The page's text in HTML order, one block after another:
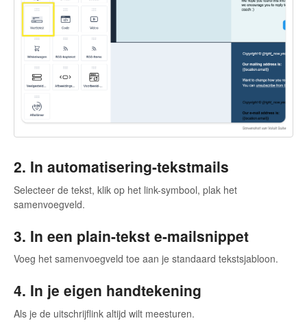
2. In automatisering-tekstmails
Selecteer de tekst, klik op het link-symbool, plak het
samenvoegveld.
3. In een plain-tekst e-mailsnippet
Voeg het samenvoegveld toe aan je standaard tekstsjabloon.
4. In je eigen handtekening
Als je de uitschrijflink altijd wilt meesturen.